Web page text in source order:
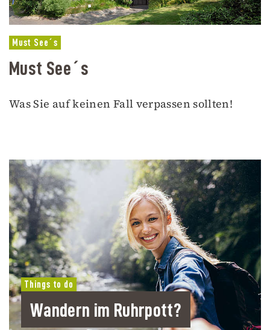
Must See´s
Must See´s
Was Sie auf keinen Fall verpassen sollten!
Things to do
Wandern im Ruhrpott?